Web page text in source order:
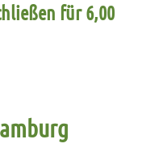
für 6,00